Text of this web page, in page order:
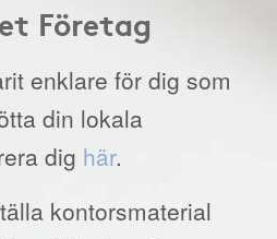
Företag
enklare för dig som
din lokala
dig här.
kontorsmaterial